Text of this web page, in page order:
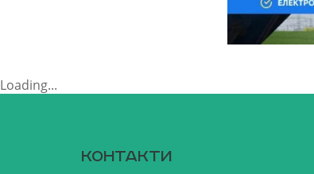
Loading...
Контакти